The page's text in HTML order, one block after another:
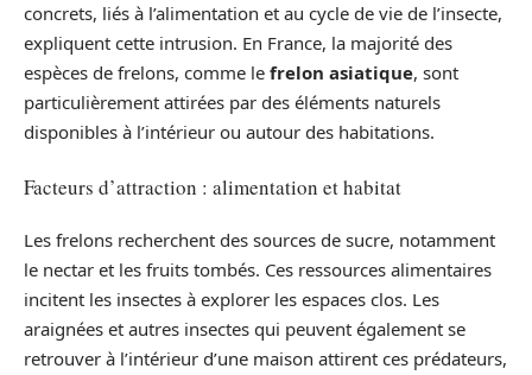
concrets, liés à l’alimentation et au cycle de vie de l’insecte,
expliquent cette intrusion. En France, la majorité des
espèces de frelons, comme le frelon asiatique, sont
particulièrement attirées par des éléments naturels
disponibles à l’intérieur ou autour des habitations.
Facteurs d’attraction : alimentation et habitat
Les frelons recherchent des sources de sucre, notamment
le nectar et les fruits tombés. Ces ressources alimentaires
incitent les insectes à explorer les espaces clos. Les
araignées et autres insectes qui peuvent également se
retrouver à l’intérieur d’une maison attirent ces prédateurs,